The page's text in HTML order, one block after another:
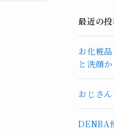
最近の
お化粧
と洗顔か
おじさ
DENBA